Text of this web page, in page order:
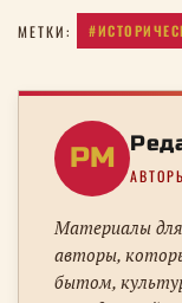
МЕТКИ:
РM
Материалы
авторы,
бытом,